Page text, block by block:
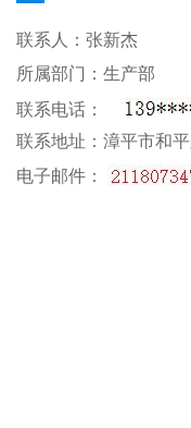
联系人：张新杰
所属部门：生产部
联系电话：
联系地址：漳平市和
电子邮件：